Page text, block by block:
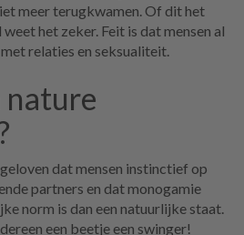
meer terugkwamen. Of dit het
het zeker. Feit is dat mensen al
relaties en seksualiteit.
nature
dat mensen instinctief op
partners en dat monogamie
norm is dan een natuurlijke staat.
een beetje een swinger!